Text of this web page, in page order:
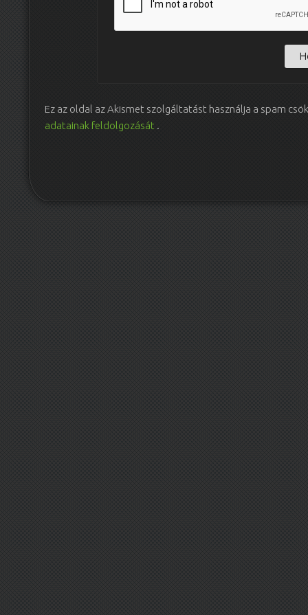
Ez az oldal az Akismet szolgáltatást használja a spam
adatainak feldolgozását .